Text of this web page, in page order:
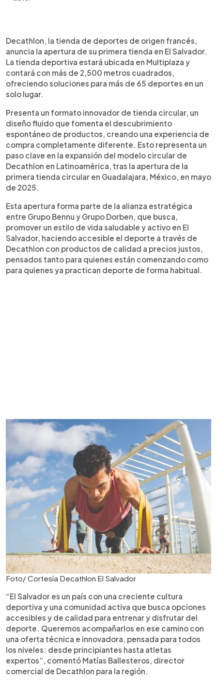
► Escuchar artículo
Decathlon, la tienda de deportes de origen francés,
anuncia la apertura de su primera tienda en El Salvador.
La tienda deportiva estará ubicada en Multiplaza y
contará con más de 2,500 metros cuadrados,
ofreciendo soluciones para más de 65 deportes en un
solo lugar.
Presenta un formato innovador de tienda circular, un
diseño fluido que fomenta el descubrimiento
espontáneo de productos, creando una experiencia de
compra completamente diferente. Esto representa un
paso clave en la expansión del modelo circular de
Decathlon en Latinoamérica, tras la apertura de la
primera tienda circular en Guadalajara, México, en mayo
de 2025.
Esta apertura forma parte de la alianza estratégica
entre Grupo Bennu y Grupo Dorben, que busca,
promover un estilo de vida saludable y activo en El
Salvador, haciendo accesible el deporte a través de
Decathlon con productos de calidad a precios justos,
pensados tanto para quienes están comenzando como
para quienes ya practican deporte de forma habitual.
Foto/ Cortesía Decathlon El Salvador
“El Salvador es un país con una creciente cultura
deportiva y una comunidad activa que busca opciones
accesibles y de calidad para entrenar y disfrutar del
deporte. Queremos acompañarlos en ese camino con
una oferta técnica e innovadora, pensada para todos
los niveles: desde principiantes hasta atletas
expertos”, comentó Matías Ballesteros, director
comercial de Decathlon para la región.